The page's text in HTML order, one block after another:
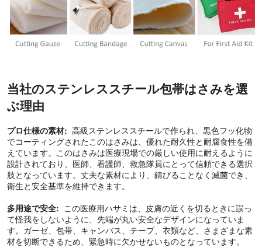
当社のステンレススチール包帯はさみを選
ぶ理由
プロ仕様の素材: 高級ステンレススチールで作られ、黒色フッ化物
でコーティングされたこのはさみは、優れた耐久性と耐腐食性を備
えています。このはさみは医療現場での厳しい使用に耐えるように
設計されており、医師、看護師、救急隊員にとって信頼できる選択
肢となっています。丈夫な素材により、錆びることなく滅菌でき、
衛生と安全基準を維持できます。
多用途で安全: この医療用ハサミは、皮膚の近くを切るときに誤っ
て怪我をしないように、先端が丸い安全なデザインになっていま
す。ガーゼ、包帯、キャンバス、テープ、衣類など、さまざまな素
材を切断できるため、緊急時に欠かせないものとなっています。